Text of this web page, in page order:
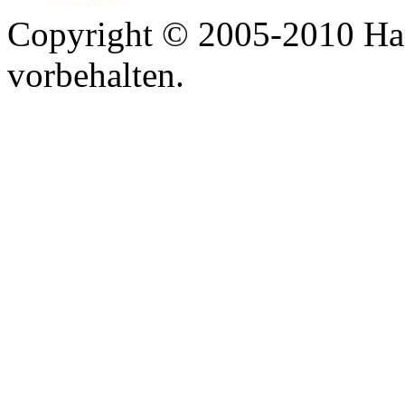
Copyright © 2005-2010
vorbehalten.